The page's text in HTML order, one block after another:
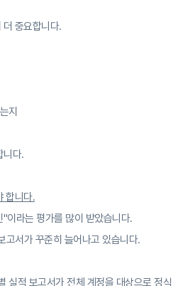
중요합니다.
지
니다.
합니다.
이라는 평가를 많이 받았습니다.
고서가 꾸준히 늘어나고 있습니다.
실적 보고서가 전체 계정을 대상으로 정